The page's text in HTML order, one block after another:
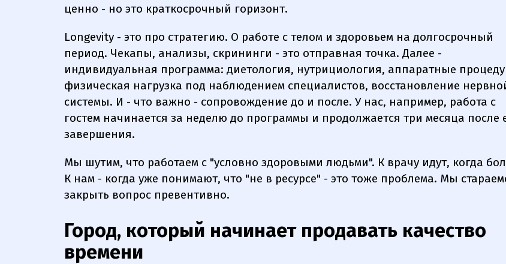
ценно - но это краткосрочный горизонт.
Longevity - это про стратегию. О работе с телом и здоровьем на долгосрочный
период. Чекапы, анализы, скрининги - это отправная точка. Далее -
индивидуальная программа: диетология, нутрициология, аппаратные
физическая нагрузка под наблюдением специалистов, восстановление
системы. И - что важно - сопровождение до и после. У нас, например, работа с
гостем начинается за неделю до программы и продолжается три месяца после
завершения.
Мы шутим, что работаем с "условно здоровыми людьми". К врачу идут, когда
К нам - когда уже понимают, что "не в ресурсе" - это тоже проблема. Мы
закрыть вопрос превентивно.
Город, который начинает продавать качество
времени